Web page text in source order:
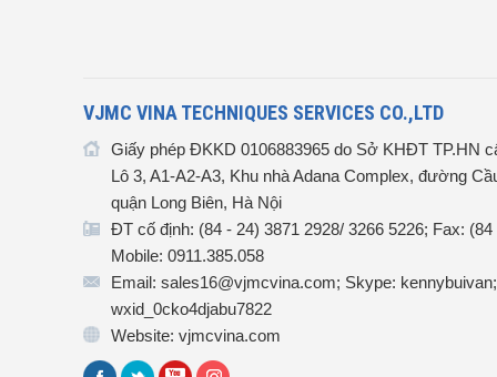
VJMC VINA TECHNIQUES SERVICES CO.,LTD
Giấy phép ĐKKD 0106883965 do Sở KHĐT TP.HN
Lô 3, A1-A2-A3, Khu nhà Adana Complex, đường
quận Long Biên, Hà Nội
ĐT cố định: (84 - 24) 3871 2928/ 3266 5226; Fax:
Mobile: 0911.385.058
Email: sales16@vjmcvina.com; Skype:
wxid_0cko4djabu7822
Website: vjmcvina.com